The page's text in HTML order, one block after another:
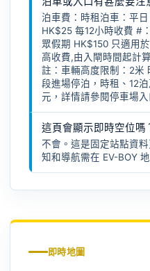
泊車費：時租泊車：平
HK$25 每12小時收費 #
眾假期 HK$150 只適用
高收費,由入閘時間起計
註：車輛高度限制：2米
段進場停泊，時租、12
元，詳情請參閱停車場
這頁會顯示即時空位嗎
不會。這是固定站點資
知和導航需在 EV-BOY
即時地圖